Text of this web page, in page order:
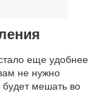
еще удобнее
не нужно
будет мешать во